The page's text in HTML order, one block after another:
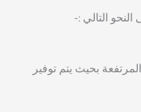
التالي :-
بحيث يتم توفير